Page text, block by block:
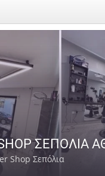
Shop Σεπόλια